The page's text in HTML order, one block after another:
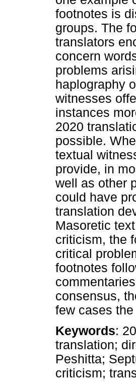
footnotes is
groups. The
translators
concern
problems
haplography
witnesses
instances
2020
possible.
textual
provide, in
well as other
could have
translation
Masoretic
criticism, the
critical
footnotes
consensus,
few cases
Keywords:
translation;
Peshitta;
criticism;